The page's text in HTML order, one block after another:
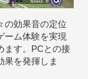
の効果音の定位
ーム体験を実現
ます。PCとの接
果を発揮しま